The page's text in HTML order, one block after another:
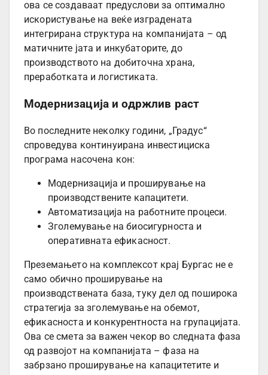
ова се создаваат предуслови за оптимално
искористување на веќе изградената
интегрирана структура на компанијата – од
матичните јата и инкубаторите, до
производството на добиточна храна,
преработката и логистиката.
Модернизација и одржлив раст
Во последните неколку години, „Градус“
спроведува континуирана инвестициска
програма насочена кон:
Модернизација и проширување на
производствените капацитети.
Автоматизација на работните процеси.
Зголемување на биосигурноста и
оперативната ефикасност.
Преземањето на комплексот крај Бургас не е
само обично проширување на
производствената база, туку дел од поширока
стратегија за зголемување на обемот,
ефикасноста и конкурентноста на групацијата.
Ова се смета за важен чекор во следната фаза
од развојот на компанијата – фаза на
забрзано проширување на капацитетите и